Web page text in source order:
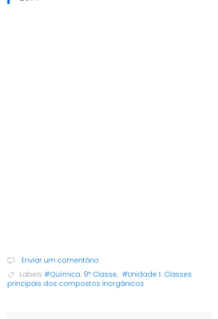
Enviar um comentário
Labels #Química: 9ª Classe, #Unidade 1: Classes
principais dos compostos inorgânicos